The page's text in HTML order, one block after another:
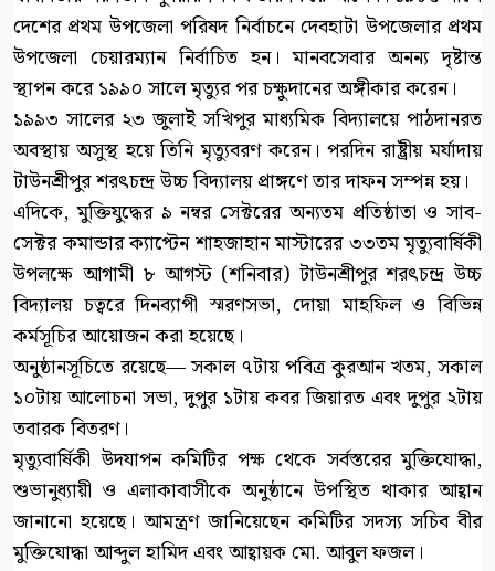
দেশের প্রথম উপজেলা পরিষদ নির্বাচনে দেবহাটা উপজেলার প্রথম
উপজেলা চেয়ারম্যান নির্বাচিত হন। মানবসেবার অনন্য দৃষ্টান্ত
স্থাপন করে ১৯৯০ সালে মৃত্যুর পর চক্ষুদানের অঙ্গীকার করেন।
১৯৯৩ সালের ২৩ জুলাই সখিপুর মাধ্যমিক বিদ্যালয়ে পাঠদানরত
অবস্থায় অসুস্থ হয়ে তিনি মৃত্যুবরণ করেন। পরদিন রাষ্ট্রীয় মর্যাদায়
টাউনশ্রীপুর শরৎচন্দ্র উচ্চ বিদ্যালয় প্রাঙ্গণে তার দাফন সম্পন্ন হয়।
এদিকে, মুক্তিযুদ্ধের ৯ নম্বর সেক্টরের অন্যতম প্রতিষ্ঠাতা ও সাব-
সেক্টর কমান্ডার ক্যাপ্টেন শাহজাহান মাস্টারের ৩৩তম মৃত্যুবার্ষিকী
উপলক্ষে আগামী ৮ আগস্ট (শনিবার) টাউনশ্রীপুর শরৎচন্দ্র উচ্চ
বিদ্যালয় চত্বরে দিনব্যাপী স্মরণসভা, দোয়া মাহফিল ও বিভিন্ন
কর্মসূচির আয়োজন করা হয়েছে।
অনুষ্ঠানসূচিতে রয়েছে— সকাল ৭টায় পবিত্র কুরআন খতম, সকাল
১০টায় আলোচনা সভা, দুপুর ১টায় কবর জিয়ারত এবং দুপুর ২টায়
তবারক বিতরণ।
মৃত্যুবার্ষিকী উদযাপন কমিটির পক্ষ থেকে সর্বস্তরের মুক্তিযোদ্ধা,
শুভানুধ্যায়ী ও এলাকাবাসীকে অনুষ্ঠানে উপস্থিত থাকার আহ্বান
জানানো হয়েছে। আমন্ত্রণ জানিয়েছেন কমিটির সদস্য সচিব বীর
মুক্তিযোদ্ধা আব্দুল হামিদ এবং আহ্বায়ক মো. আবুল ফজল।